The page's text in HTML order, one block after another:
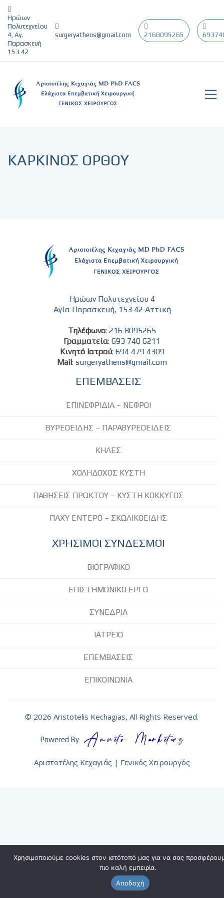
Ηρώων
Πολυτεχνείου
4, Αγ.
Παρασκευή
153 42
surgeryathens@gmail.com 2168095265
ΚΑΡΚΙΝΟΣ ΟΡΘΟΥ
Ηρώων Πολυτεχνείου 4
Αγία Παρασκευή, 153 42 Αττική
Τηλέφωνο: 216 8095265
Γραμματεία: 693 740 6211
Κινητό Ιατρού: 694 479 4309
Mail: surgeryathens@gmail.com
ΕΠΕΜΒΑΣΕΙΣ
ΕΠΙΝΕΦΡΙΔΙΑ – ΝΕΦΡΟΙ
ΘΥΡΕΟΕΙΔΗΣ – ΠΑΡΑΘΥΡΕΟΕΙΔΕΙΣ
ΚΗΛΕΣ
ΧΟΛΗΔΟΧΟΣ ΚΥΣΤΗ
ΠΑΘΗΣΕΙΣ ΠΡΩΚΤΟΥ – ΚΥΣΤΗ ΚΟΚΚΥΓΟΣ
ΠΑΧΥ ΕΝΤΕΡΟ – ΣΚΩΛΙΚΟΕΙΔΗΣ
ΧΡΗΣΙΜΟΙ ΣΥΝΔΕΣΜΟΙ
ΒΙΟΓΡΑΦΙΚΟ
ΕΠΙΣΤΗΜΟΝΙΚΟ ΕΡΓΟ
ΣΥΝΕΔΡΙΑ
ΙΑΤΡΕΙΟ
ΕΠΕΜΒΑΣΕΙΣ
ΕΠΙΚΟΙΝΩΝΙΑ
© 2026 Aristotelis Kechagias, All Rights Reserved.
Powered By
Αριστοτέλης Κεχαγιάς | Γενικός Χειρουργός
Χρησιμοποιούμε cookies στον ιστότοπό μας για να σας
πιο καλή εμπειρία.
Αποδοχή